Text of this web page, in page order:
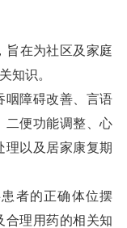
旨在为社区及家庭
知识。
咽障碍改善、言语
二便功能调整、心
理以及居家康复期
者的正确体位摆
合理用药的相关知